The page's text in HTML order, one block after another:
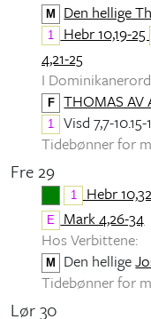
M Den hellige
1 Hebr 10,19-25
4,21-25
I
F THOMAS AV
1 Visd 7,7-
Tidebønner for
Fre 29
1 Hebr
E
Mark 4,26-34
Hos Verbittene:
M Den hellige
Tidebønner for
Lør 30